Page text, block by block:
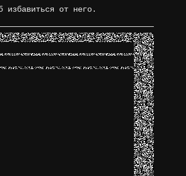
избавиться от него.